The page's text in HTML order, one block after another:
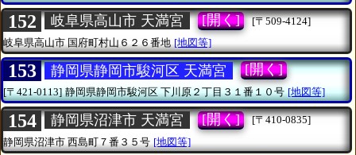
152 岐阜県高山市 天満宮 [開く]
[〒509-4124]
岐阜県高山市 国府町村山６２６番地 [地図等]
153 静岡県静岡市駿河区 天満宮 [開く]
[〒421-0113] 静岡県静岡市駿河区下川原２丁目３１番１０号 [地図等]
154 静岡県沼津市 天満宮 [開く]
[〒410-0835]
静岡県沼津市 西島町７番３５号 [地図等]